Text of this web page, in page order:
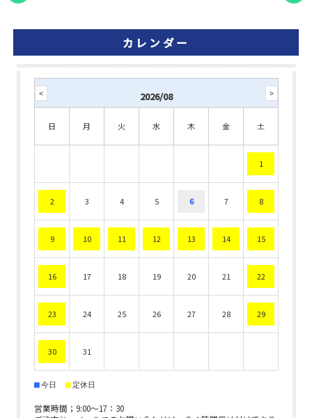
カレンダー